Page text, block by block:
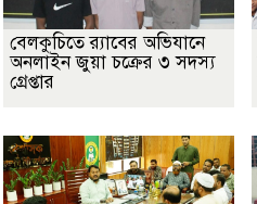
বেলকুচিতে র‌্যাবের অভিযানে
অনলাইন জুয়া চক্রের ৩ সদস্য
গ্রেপ্তার